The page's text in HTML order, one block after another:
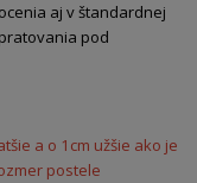
aj v štandardnej
pod
a o 1cm užšie ako je
postele